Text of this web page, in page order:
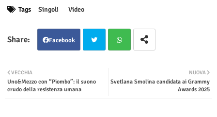
Tags Singoli Video
Facebook
ter tsap
NUOVA
Svetlana Smolina candidata ai Grammy
Awards 2025
VECCHIA
Uno&Mezzo con “Piombo”: il suono
crudo della resistenza umana